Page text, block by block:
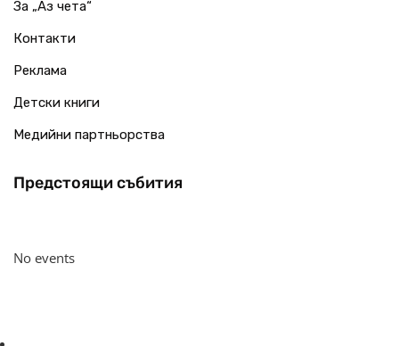
За „Аз чета“
Контакти
Реклама
Детски книги
Медийни партньорства
Предстоящи събития
No events